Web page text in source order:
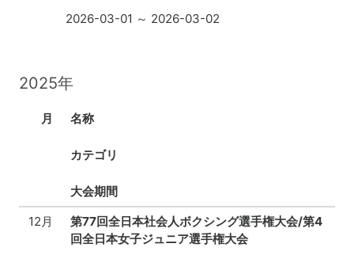
2026-03-01 ～ 2026-03-02
2025年
月 名称
カテゴリ
大会期間
12月
第77回全日本社会人ボクシング選手権大会/第4
回全日本女子ジュニア選手権大会